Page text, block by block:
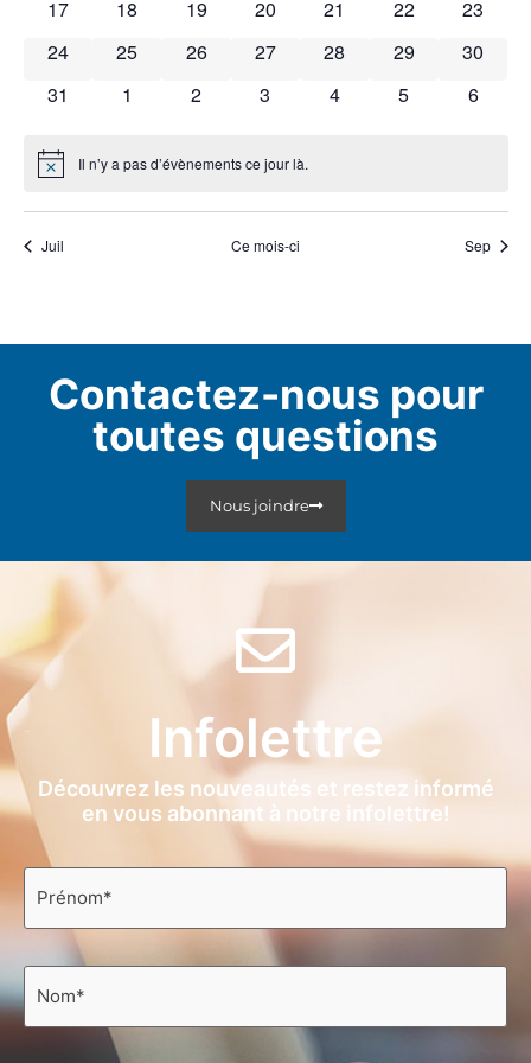
0 évènements
17 0 évènements
18 0 évènements
19 0 évènements
20 0 évènements
21 0 évènements
22 0
23
0 évènements
24 0 évènements
25 0 évènements
26 0 évènements
27 0 évènements
28 0 évènements
29 0
30
0 évènements
31 0 évènements
1 0 évènements
2 0 évènements
3 0 évènements
4 0 évènements
5 0
6
Notice Il n’y a pas d’évènements ce jour là.
Juil Ce mois-ci Sep
Contactez-nous pour
toutes questions
Nous joindre
Infolettre
Découvrez les nouveautés et restez informé
en vous abonnant à notre infolettre!
Prénom
Nom